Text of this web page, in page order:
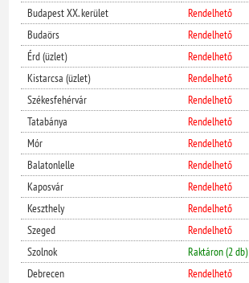
Budapest XX. kerület
Rendelhető
Budaörs
Rendelhető
Érd (üzlet)
Rendelhető
Kistarcsa (üzlet)
Rendelhető
Székesfehérvár
Rendelhető
Tatabánya
Rendelhető
Mór
Rendelhető
Balatonlelle
Rendelhető
Kaposvár
Rendelhető
Keszthely
Rendelhető
Szeged
Rendelhető
Szolnok
Raktáron (2 db)
Debrecen
Rendelhető